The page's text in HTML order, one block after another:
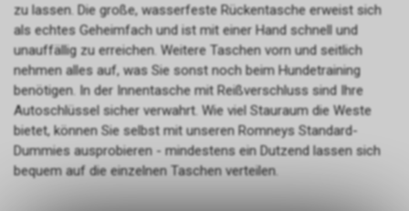
zu lassen. Die große, wasserfeste Rückentasche erweist sich
als echtes Geheimfach und ist mit einer Hand schnell und
unauffällig zu erreichen. Weitere Taschen vorn und seitlich
nehmen alles auf, was Sie sonst noch beim Hundetraining
benötigen. In der Innentasche mit Reißverschluss sind Ihre
Autoschlüssel sicher verwahrt. Wie viel Stauraum die Weste
bietet, können Sie selbst mit unseren Romneys Standard-
Dummies ausprobieren - mindestens ein Dutzend lassen sich
bequem auf die einzelnen Taschen verteilen.